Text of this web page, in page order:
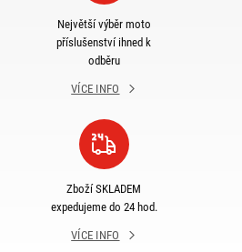
Největší výběr moto
příslušenství ihned k
odběru
VÍCE INFO
Zboží SKLADEM
expedujeme do 24 hod.
VÍCE INFO